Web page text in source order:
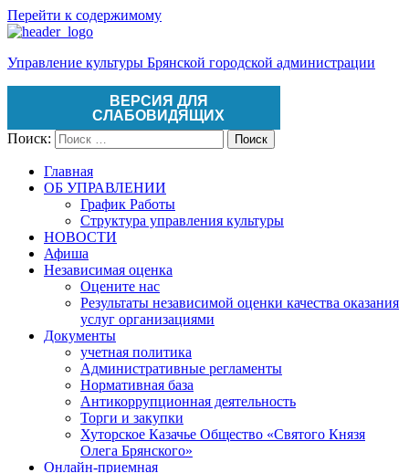
Перейти к содержимому
Управление культуры Брянской городской администрации
ВЕРСИЯ ДЛЯ
СЛАБОВИДЯЩИХ
Поиск: Поиск
Главная
ОБ УПРАВЛЕНИИ
График Работы
Структура управления культуры
НОВОСТИ
Афиша
Независимая оценка
Оцените нас
Результаты независимой оценки качества оказания
услуг организациями
Документы
учетная политика
Административные регламенты
Нормативная база
Антикоррупционная деятельность
Торги и закупки
Хуторское Казачье Общество «Святого Князя
Олега Брянского»
Онлайн-приемная